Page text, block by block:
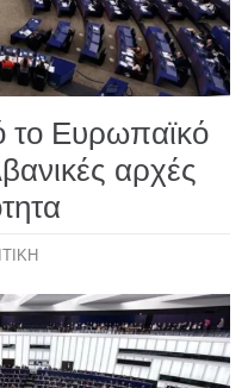
Ευρωπαϊκό
αρχές